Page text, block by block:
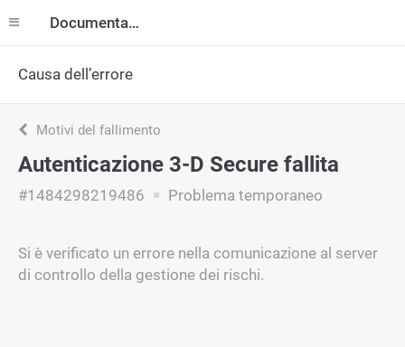
Documentazione
Causa dell’errore
Motivi del fallimento
Autenticazione 3-D Secure fallita
#1484298219486 Problema temporaneo
Si è verificato un errore nella comunicazione al server
di controllo della gestione dei rischi.